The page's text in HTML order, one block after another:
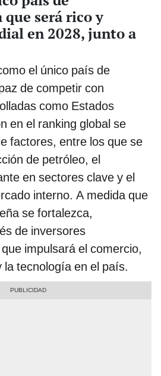
será rico y
en 2028, junto a
el único país de
de competir con
como Estados
en el ranking global se
factores, entre los que se
de petróleo, el
en sectores clave y el
interno. A medida que
se fortalezca,
de inversores
impulsará el comercio,
tecnología en el país.